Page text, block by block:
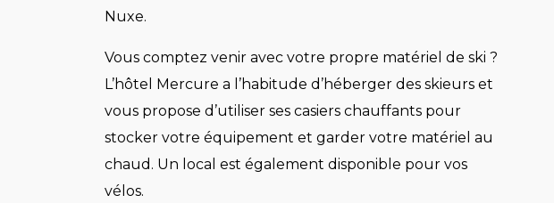
Nuxe.
Vous comptez venir avec votre propre matériel de ski ?
L’hôtel Mercure a l’habitude d’héberger des skieurs et
vous propose d’utiliser ses casiers chauffants pour
stocker votre équipement et garder votre matériel au
chaud. Un local est également disponible pour vos
vélos.